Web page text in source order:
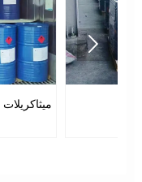
أسيتات البروبيل n
